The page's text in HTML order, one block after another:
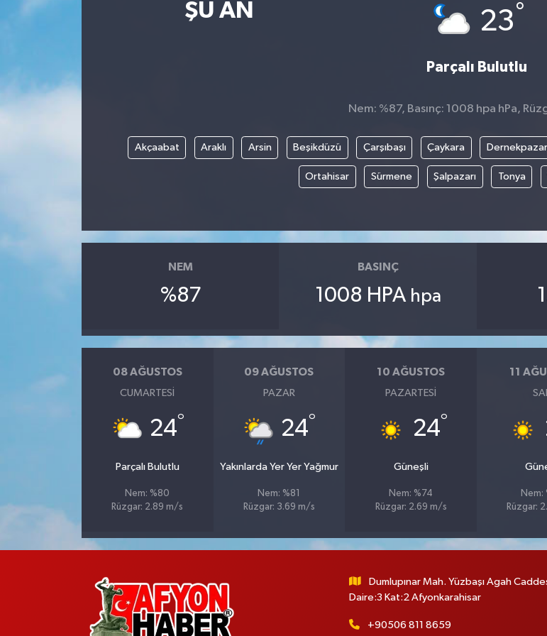
ŞU AN 23°
Parçalı Bulutlu
Nem: %87, Basınç: 1008 hpa hPa,
Akçaabat Araklı Arsin Beşikdüzü Çarşıbaşı Çaykara
Ortahisar Sürmene Şalpazarı Tonya
NEM
%87
BASINÇ
1008 HPA hpa
08 AĞUSTOS
CUMARTESI
24°
Parçalı Bulutlu
Nem: %80
Rüzgar: 2.89 m/s
09 AĞUSTOS
PAZAR
24°
Yakınlarda Yer Yer Yağmur
Nem: %81
Rüzgar: 3.69 m/s
10 AĞUSTOS
PAZARTESI
24°
Güneşli
Nem: %74
Rüzgar: 2.69 m/s
11
Nem:
Rüzgar:
Dumlupınar Mah. Yüzbaşı Agah
Daire:3 Kat:2 Afyonkarahisar
+90506 811 8659